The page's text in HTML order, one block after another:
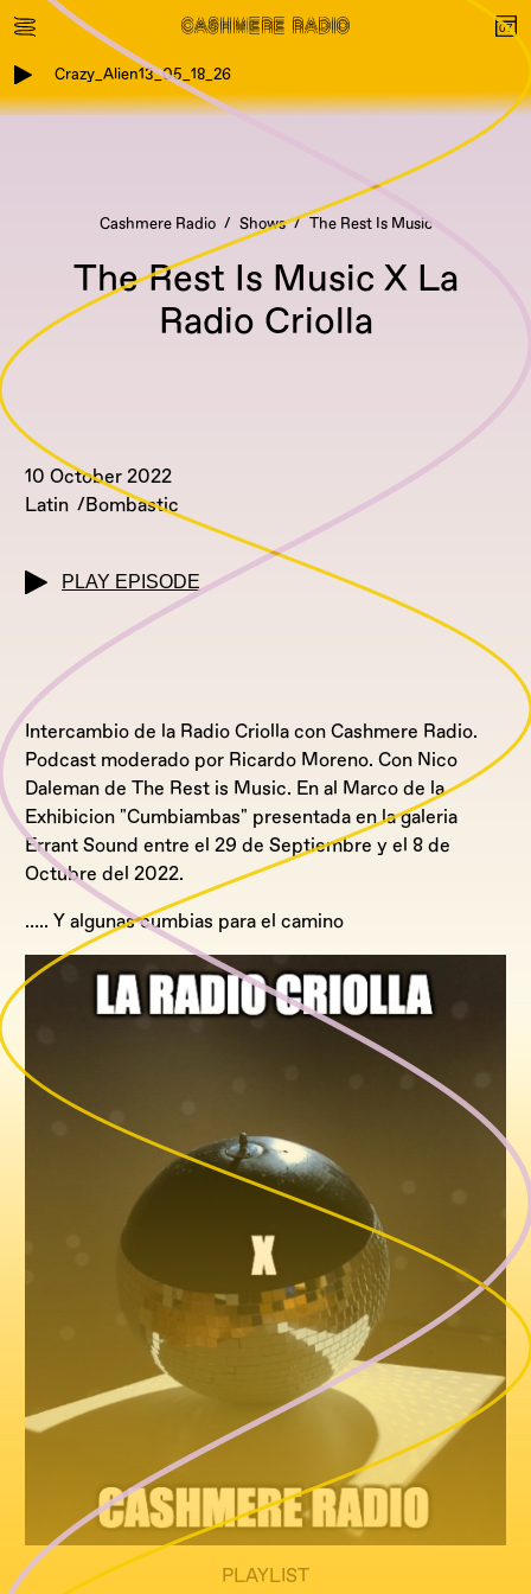
Crazy_Alien13_05_18_26
Cashmere Radio Shows The Rest Is Music
The Rest Is Music X La
Radio Criolla
10 October 2022
Latin
Bombastic
PLAY EPISODE
Intercambio de la Radio Criolla con Cashmere Radio.
Podcast moderado por Ricardo Moreno. Con Nico
Daleman de The Rest is Music. En al Marco de la
Exhibicion "Cumbiambas" presentada en la galeria
Errant Sound entre el 29 de Septiembre y el 8 de
Octubre del 2022.
….. Y algunas cumbias para el camino
PLAYLIST